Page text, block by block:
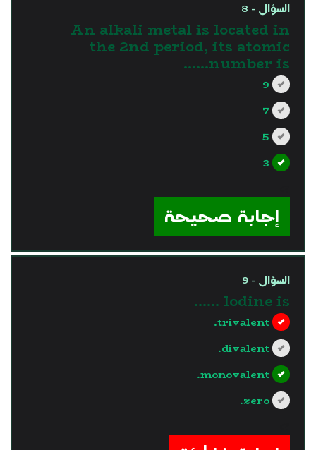
السؤال - 8
An alkali metal is located in
the 2nd period, its atomic
number is……
9
7
5
3
إجابة صحيحة
السؤال - 9
lodine is ……
trivalent.
divalent.
monovalent.
zero.